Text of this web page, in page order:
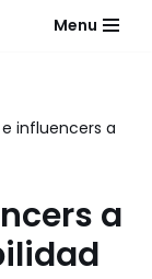
Menu
influencers a
a